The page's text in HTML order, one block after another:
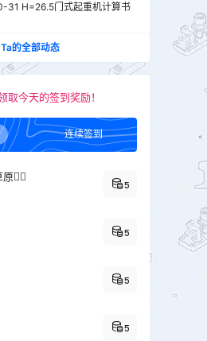
31 H=26.5门式起重机计算书
Ta的全部动态
取今天的签到奖励！
连续签到
原
5
5
5
5